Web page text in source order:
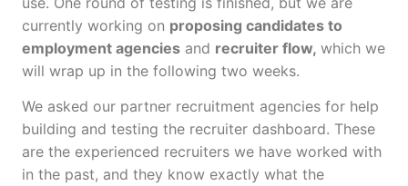
currently working on proposing candidates to
employment agencies and recruiter flow, which we
will wrap up in the following two weeks.
We asked our partner recruitment agencies for help
building and testing the recruiter dashboard. These
are the experienced recruiters we have worked with
in the past, and they know exactly what the